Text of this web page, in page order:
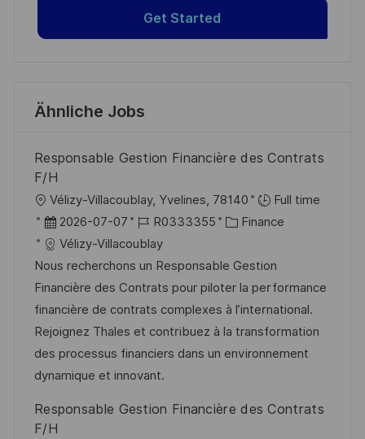
Get Started
Ähnliche Jobs
Responsable Gestion Financière des Contrats
F/H
O
r
t
Vélizy-Villacoublay, Yvelines, 78140
Full time
D
a
t
u
m
d
e
r
e
2026-07-07
J
o
b
-
I
D
R0333355
K
t
e
g
o
r
Finance
Vélizy-Villacoublay
Nous recherchons un Responsable Gestion
Financière des Contrats pour piloter la performance
financière de contrats complexes à l’international.
Rejoignez Thales et contribuez à la transformation
des processus financiers dans un environnement
dynamique et innovant.
Responsable Gestion Financière des Contrats
F/H